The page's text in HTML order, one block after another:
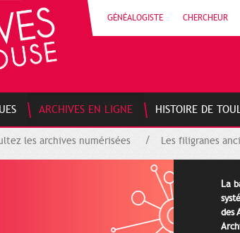
GÉNÉALOGISTE CHERCHEUR
ARCHIVES EN LIGNE HISTOIRE DE
les archives numérisées Les filigranes
La
des